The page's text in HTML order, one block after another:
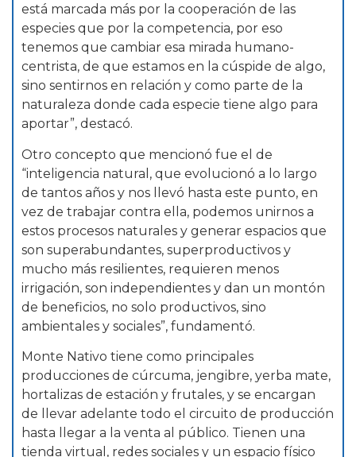
está marcada más por la cooperación de las
especies que por la competencia, por eso
tenemos que cambiar esa mirada humano-
centrista, de que estamos en la cúspide de algo,
sino sentirnos en relación y como parte de la
naturaleza donde cada especie tiene algo para
aportar”, destacó.
Otro concepto que mencionó fue el de
“inteligencia natural, que evolucionó a lo largo
de tantos años y nos llevó hasta este punto, en
vez de trabajar contra ella, podemos unirnos a
estos procesos naturales y generar espacios que
son superabundantes, superproductivos y
mucho más resilientes, requieren menos
irrigación, son independientes y dan un montón
de beneficios, no solo productivos, sino
ambientales y sociales”, fundamentó.
Monte Nativo tiene como principales
producciones de cúrcuma, jengibre, yerba mate,
hortalizas de estación y frutales, y se encargan
de llevar adelante todo el circuito de producción
hasta llegar a la venta al público. Tienen una
tienda virtual, redes sociales y un espacio físico